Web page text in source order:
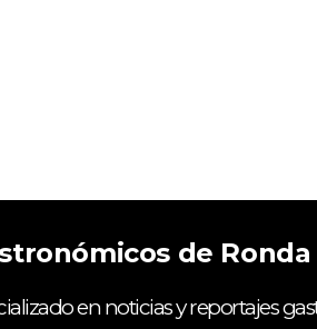
de
en noticias y reportajes